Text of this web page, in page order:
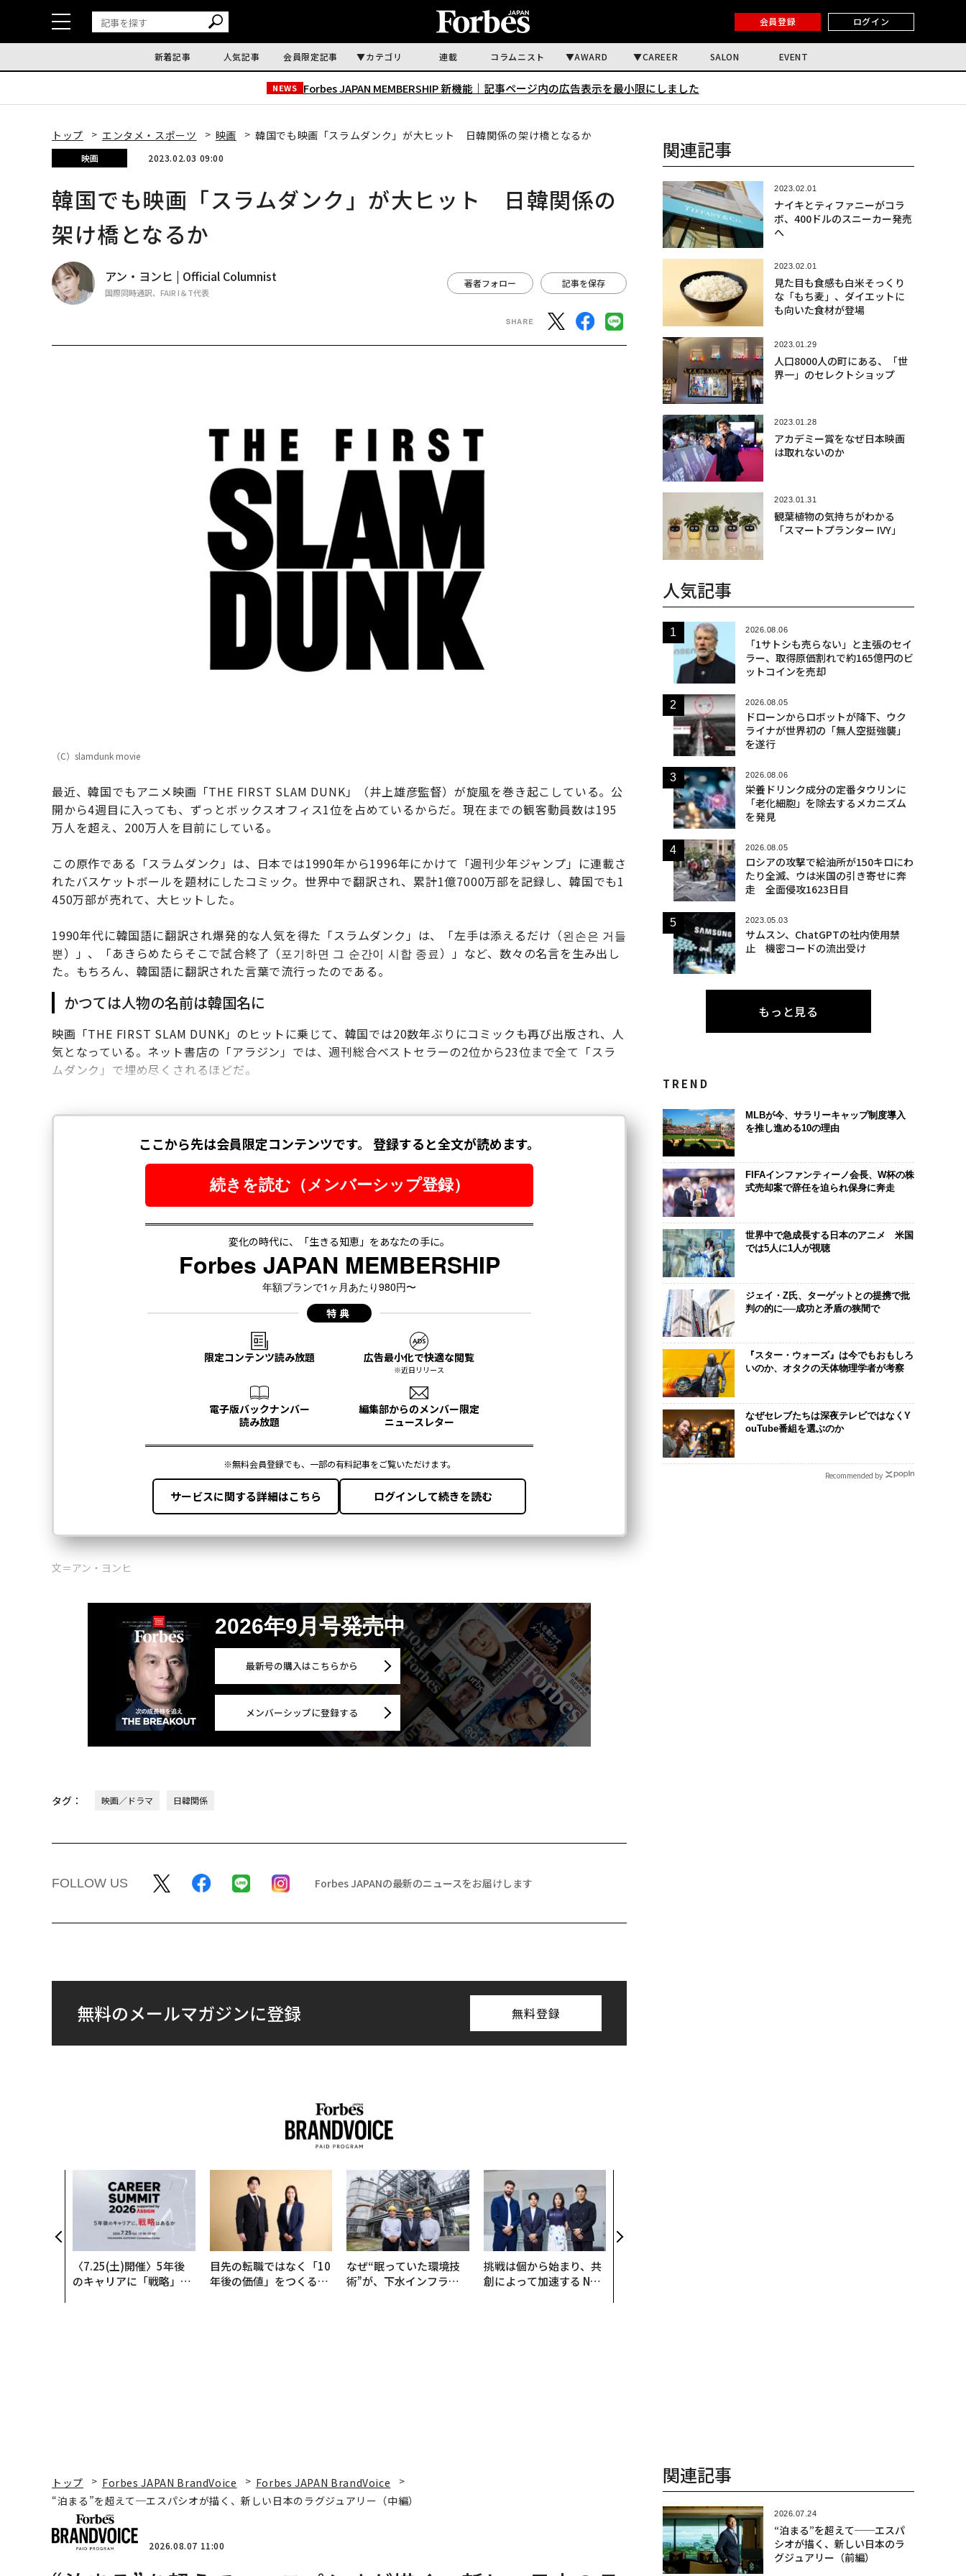
会員登録 ログイン
新着記事 人気記事 会員限定記事 カテゴリ 連載 コラムニスト AWARD CAREER SALON EVENT
NEWS Forbes JAPAN MEMBERSHIP 新機能｜ 記事ページ内の広告表示を最小限にしました
トップ エンタメ・スポーツ 映画 韓国でも映画「スラムダンク」が大ヒット 日韓関係の架け橋となるか
映画 2023.02.03 09:00
韓国でも映画「スラムダンク」が大ヒット 日韓関係の
架け橋となるか
アン・ヨンヒ | Official Columnist
国際同時通訳、FAIR I＆T代表
著者フォロー 記事を保存
（C）slamdunk movie
最近、韓国でもアニメ映画「THE FIRST SLAM DUNK」（井上雄彦監督）が旋風を巻き起こしている。公
開から4週目に入っても、ずっとボックスオフィス1位を占めているからだ。現在までの観客動員数は195
万人を超え、200万人を目前にしている。
この原作である「スラムダンク」は、日本では1990年から1996年にかけて「週刊少年ジャンプ」に連載さ
れたバスケットボールを題材にしたコミック。世界中で翻訳され、累計1億7000万部を記録し、韓国でも1
450万部が売れて、大ヒットした。
1990年代に韓国語に翻訳され爆発的な人気を得た「スラムダンク」は、「左手は添えるだけ（왼손은 거들
뿐）」、「あきらめたらそこで試合終了（포기하면 그 순간이 시합 종료）」など、数々の名言を生み出し
た。もちろん、韓国語に翻訳された言葉で流行ったのである。
かつては人物の名前は韓国名に
映画「THE FIRST SLAM DUNK」のヒットに乗じて、韓国では20数年ぶりにコミックも再び出版され、人
気となっている。ネット書店の「アラジン」では、週刊総合ベストセラーの2位から23位まで全て「スラ
ムダンク」で埋め尽くされるほどだ。
文＝アン・ヨンヒ
2026年9月号発売中
最新号の購入はこちらから
メンバーシップに登録する
タグ： 映画／ドラマ 日韓関係
FOLLOW US Forbes JAPANの最新のニュースをお届けします
無料のメールマガジンに登録 無料登録
〈7.25(土)開催〉5年後
のキャリアに「戦略」は
目先の転職ではなく「10
年後の価値」をつくる─
なぜ“眠っていた環境技
術”が、下水インフラを
挑戦は個から始まり、共
創によって加速する NOR
×PwC】
関連記事
2023.02.01
ナイキとティファニーがコラ
ボ、400ドルのスニーカー発売
へ
2023.02.01
見た目も食感も白米そっくり
な「もち麦」、ダイエットに
も向いた食材が登場
2023.01.29
人口8000人の町にある、「世
界一」のセレクトショップ
2023.01.28
アカデミー賞をなぜ日本映画
は取れないのか
2023.01.31
観葉植物の気持ちがわかる
「スマートプランター IVY」
人気記事
2026.08.06
「1サトシも売らない」と主張のセイ
ラー、取得原価割れで約165億円のビ
ットコインを売却
2026.08.05
ドローンからロボットが降下、ウク
ライナが世界初の「無人空挺強襲」
を遂行
2026.08.06
栄養ドリンク成分の定番タウリンに
「老化細胞」を除去するメカニズム
を発見
2026.08.05
ロシアの攻撃で給油所が150キロにわ
たり全滅、ウは米国の引き寄せに奔
走 全面侵攻1623日目
2023.05.03
サムスン、ChatGPTの社内使用禁
止 機密コードの流出受け
もっと見る
TREND
MLBが今、サラリーキャップ制度導入
を推し進める10の理由
FIFAインファンティーノ会長、W杯の株
式売却案で辞任を迫られ保身に奔走
世界中で急成長する日本のアニメ 米国
では5人に1人が視聴
ジェイ・Z氏、ターゲットとの提携で批
判の的に──成功と矛盾の狭間で
『スター・ウォーズ』は今でもおもしろ
いのか、オタクの天体物理学者が考察
なぜセレブたちは深夜テレビではなくY
ouTube番組を選ぶのか
Recommended by
トップ Forbes JAPAN BrandVoice
Forbes JAPAN BrandVoice
“泊まる”を超えて─エスパシオが描く、新しい日本のラグジュアリー（中編）
2026.08.07 11:00
関連記事
2026.07.24
“泊まる”を超えて──エスパ
シオが描く、新しい日本のラ
グジュアリー（前編）